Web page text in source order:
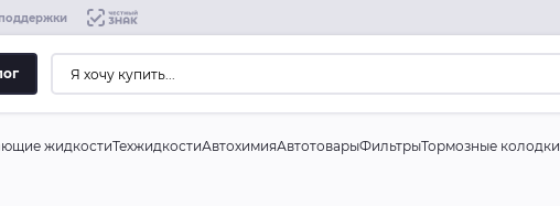
жидкостиТехжидкостиАвтохимияАвтотоварыФильтрыТормозные колодки